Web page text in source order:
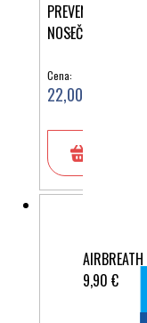
9,90 €
PREVENTIVNE
NOSEČNICE 70
Cena:
22,00 €